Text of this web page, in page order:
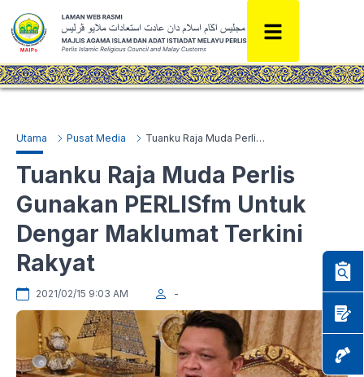
Utama Pusat Media Tuanku Raja Muda Perlis Gunakan PERLISfm Untuk Dengar Maklumat Terkini Rakyat
Tuanku Raja Muda Perlis
Gunakan PERLISfm Untuk
Dengar Maklumat Terkini
Rakyat
2021/02/15 9:03 AM -